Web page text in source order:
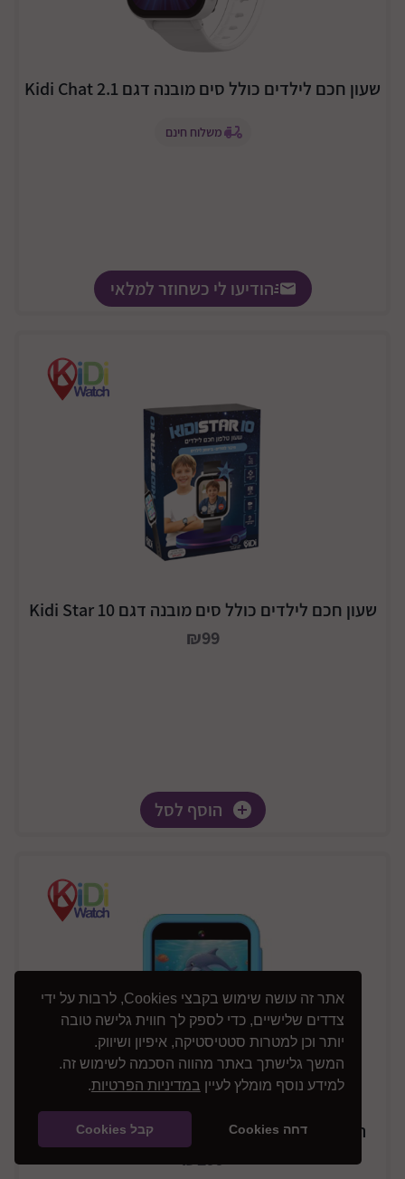
אתר זה עושה שימוש בקבצי Cookies, לרבות על ידי
צדדים שלישיים, כדי לספק לך חווית גלישה טובה
יותר וכן למטרות סטטיסטיקה, איפיון ושיווק.
המשך גלישתך באתר מהווה הסכמה לשימוש זה.
למידע נוסף מומלץ לעיין במדיניות הפרטיות.
דחה Cookies קבל Cookies
שעון חכם לילדים כולל סים מובנה דגם Kidi Chat 2.1
משלוח חינם
הודיעו לי כשחוזר למלאי
שעון חכם לילדים כולל סים מובנה דגם Kidi Star 10
₪99
הוסף לסל
הטלפון החכם הראשון שלי דגם KidiPhone Plus
₪299